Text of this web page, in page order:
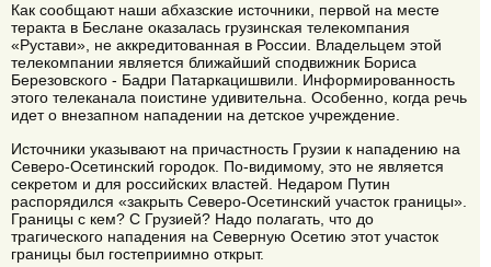
Как сообщают наши абхазские источники, первой на месте
теракта в Беслане оказалась грузинская телекомпания
«Рустави», не аккредитованная в России. Владельцем этой
телекомпании является ближайший сподвижник Бориса
Березовского - Бадри Патаркацишвили. Информированность
этого телеканала поистине удивительна. Особенно, когда речь
идет о внезапном нападении на детское учреждение.
Источники указывают на причастность Грузии к нападению на
Северо-Осетинский городок. По-видимому, это не является
секретом и для российских властей. Недаром Путин
распорядился «закрыть Северо-Осетинский участок границы».
Границы с кем? С Грузией? Надо полагать, что до
трагического нападения на Северную Осетию этот участок
границы был гостеприимно открыт.